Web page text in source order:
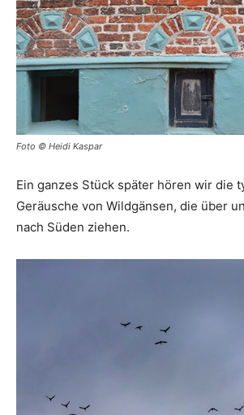
Foto © Heidi Kaspar
Ein ganzes Stück später hören wir die
Geräusche von Wildgänsen, die über
nach Süden ziehen.